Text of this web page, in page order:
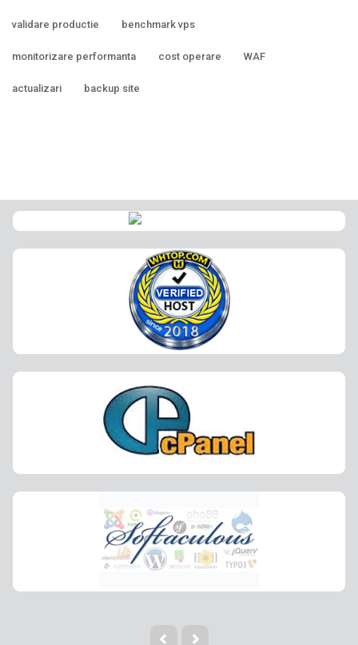
validare productie benchmark vps
monitorizare performanta cost operare WAF
actualizari backup site